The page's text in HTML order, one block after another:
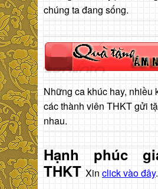
chúng ta đang sống.
Những ca khúc hay, nhiều
các thành viên THKT gửi
nhau.
Hạnh phúc
THKT Xin click vào đây.